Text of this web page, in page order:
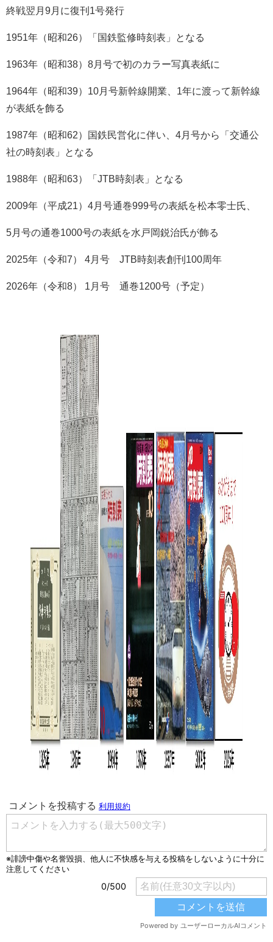
終戦翌月9月に復刊1号発行
1951年（昭和26）「国鉄監修時刻表」となる
1963年（昭和38）8月号で初のカラー写真表紙に
1964年（昭和39）10月号新幹線開業、1年に渡って新幹線
が表紙を飾る
1987年（昭和62）国鉄民営化に伴い、4月号から「交通公
社の時刻表」となる
1988年（昭和63）「JTB時刻表」となる
2009年（平成21）4月号通巻999号の表紙を松本零士氏、
5月号の通巻1000号の表紙を水戸岡鋭治氏が飾る
2025年（令和7） 4月号 JTB時刻表創刊100周年
2026年（令和8） 1月号 通巻1200号（予定）